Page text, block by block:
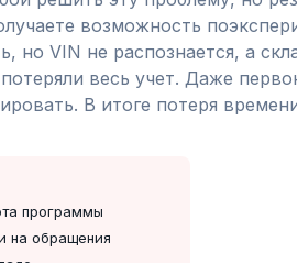
возможность
но VIN не распознается, а
весь учет. Даже
В итоге потеря
программы
на обращения